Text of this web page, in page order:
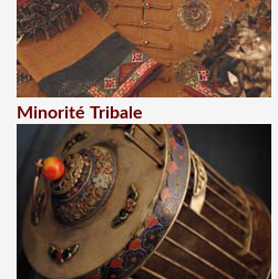
Minorité Tribale